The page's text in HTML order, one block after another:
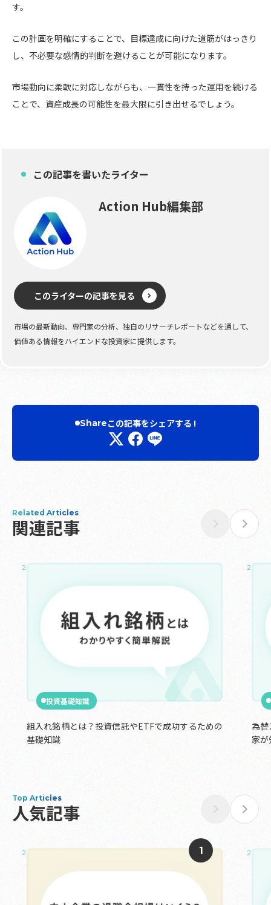
す。
この計画を明確にすることで、目標達成に向けた道筋がはっきり
し、不必要な感情的判断を避けることが可能になります。
市場動向に柔軟に対応しながらも、一貫性を持った運用を続ける
ことで、資産成長の可能性を最大限に引き出せるでしょう。
この記事を書いたライター
Action Hub編集部
このライターの記事を見る
市場の最新動向、専門家の分析、独自のリサーチレポートなどを通して、
価値ある情報をハイエンドな投資家に提供します。
Shareこの記事をシェアする !
Related Articles
関連記事
2025.02.09
投資基礎知識
組入れ銘柄とは？投資信託やETFで成功するための
基礎知識
為替
家
Top Articles
人気記事
2025.05.02